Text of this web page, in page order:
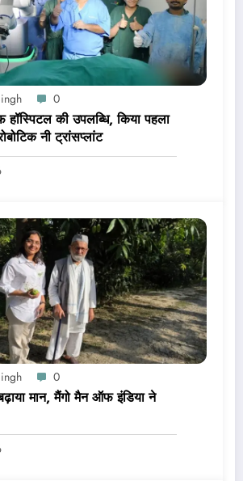
0
की उपलब्धि, किया पहला
नी ट्रांसप्लांट
0
मान, मैंगो मैन ऑफ इंडिया ने